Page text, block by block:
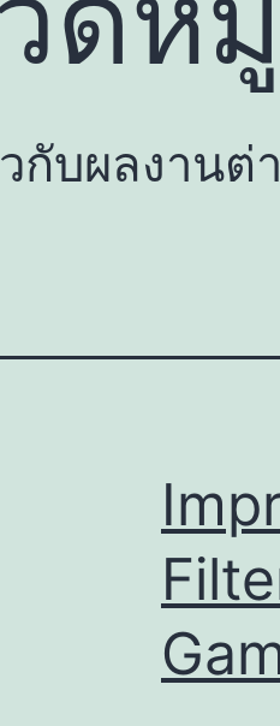
กับผลงานต่